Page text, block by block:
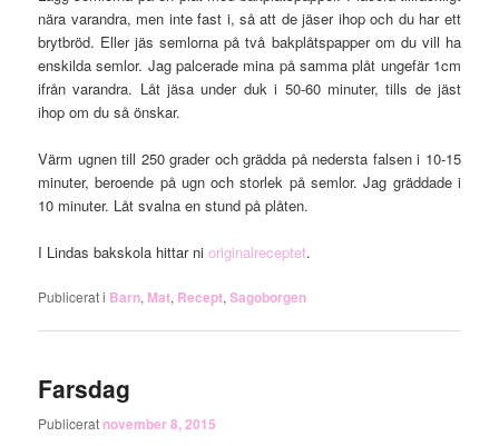
nära varandra, men inte fast i, så att de jäser ihop och du har ett
brytbröd. Eller jäs semlorna på två bakplåtspapper om du vill ha
enskilda semlor. Jag palcerade mina på samma plåt ungefär 1cm
ifrån varandra. Låt jäsa under duk i 50-60 minuter, tills de jäst
ihop om du så önskar.
Värm ugnen till 250 grader och grädda på nedersta falsen i 10-15
minuter, beroende på ugn och storlek på semlor. Jag gräddade i
10 minuter. Låt svalna en stund på plåten.
I Lindas bakskola hittar nioriginalreceptet.
Publicerat i Barn, Mat, Recept,Sagoborgen
Farsdag
Publicerat november 8, 2015